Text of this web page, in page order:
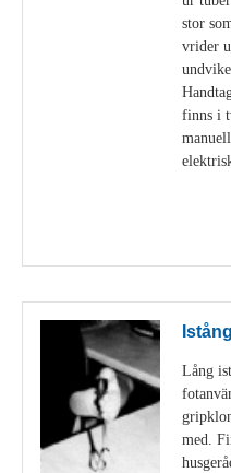
stor
vrider
finns i
Lång
med.